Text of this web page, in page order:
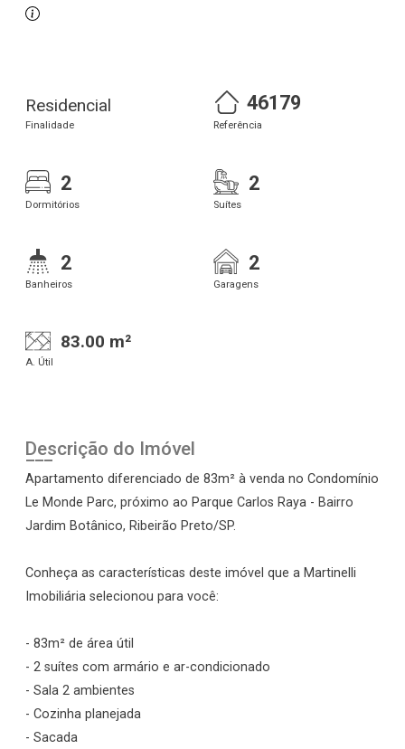
Residencial
Finalidade
46179
Referência
2
Dormitórios
2
Suítes
2
Banheiros
2
Garagens
83.00 m²
A. Útil
Descrição do Imóvel
Apartamento diferenciado de 83m² à venda no Condomínio
Le Monde Parc, próximo ao Parque Carlos Raya - Bairro
Jardim Botânico, Ribeirão Preto/SP.
Conheça as características deste imóvel que a Martinelli
Imobiliária selecionou para você:
- 83m² de área útil
- 2 suítes com armário e ar-condicionado
- Sala 2 ambientes
- Cozinha planejada
- Sacada